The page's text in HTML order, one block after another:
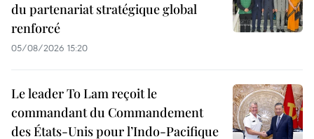
du partenariat stratégique global
renforcé
05/08/2026 15:20
Le leader To Lam reçoit le
commandant du Commandement
des États-Unis pour l’Indo-Pacifique